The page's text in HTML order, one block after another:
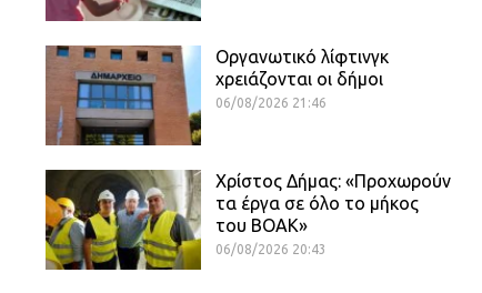
Οργανωτικό λίφτινγκ
χρειάζονται οι δήμοι
06/08/2026 21:46
Χρίστος Δήμας: «Προχωρούν
τα έργα σε όλο το μήκος
του ΒΟΑΚ»
06/08/2026 20:43